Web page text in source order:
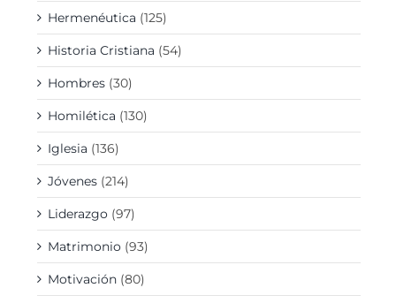
Hermenéutica (125)
Historia Cristiana (54)
Hombres (30)
Homilética (130)
Iglesia (136)
Jóvenes (214)
Liderazgo (97)
Matrimonio (93)
Motivación (80)